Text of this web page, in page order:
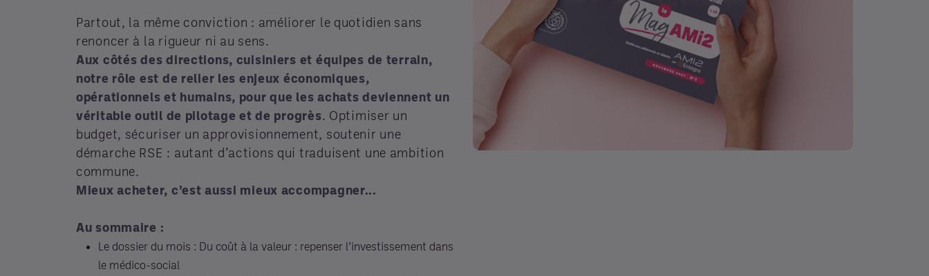
Partout, la même conviction : améliorer le quotidien sans
renoncer à la rigueur ni au sens.
Aux côtés des directions, cuisiniers et équipes de terrain,
notre rôle est de relier les enjeux économiques,
opérationnels et humains, pour que les achats deviennent un
véritable outil de pilotage et de progrès. Optimiser un
budget, sécuriser un approvisionnement, soutenir une
démarche RSE : autant d’actions qui traduisent une ambition
commune.
Mieux acheter, c’est aussi mieux accompagner...
Au sommaire :
Le dossier du mois : Du coût à la valeur : repenser l’investissement dans
le médico-social